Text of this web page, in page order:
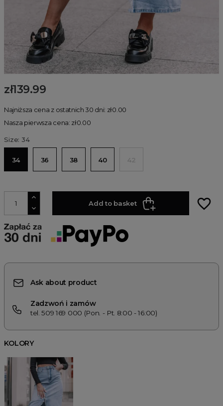
zł139.99
Najniższa cena z ostatnich 30 dni: zł0.00
Nasza pierwsza cena: zł0.00
Size: 34
34 36 38 40 42
Add to basket favorite_border
Ask about product
Zadzwoń i zamów
tel. 509 169 000 (Pon. - Pt. 8:00 - 16:00)
KOLORY